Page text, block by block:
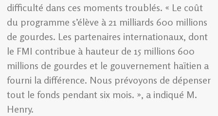
difficulté dans ces moments troublés. « Le coût
du programme s’élève à 21 milliards 600 millions
de gourdes. Les partenaires internationaux, dont
le FMI contribue à hauteur de 15 millions 600
millions de gourdes et le gouvernement haïtien a
fourni la différence. Nous prévoyons de dépenser
tout le fonds pendant six mois. », a indiqué M.
Henry.